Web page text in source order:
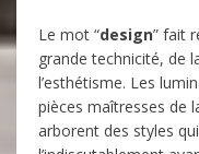
Le mot “design” fait
grande technicité, de
l’esthétisme. Les
pièces maîtresses de
arborent des styles